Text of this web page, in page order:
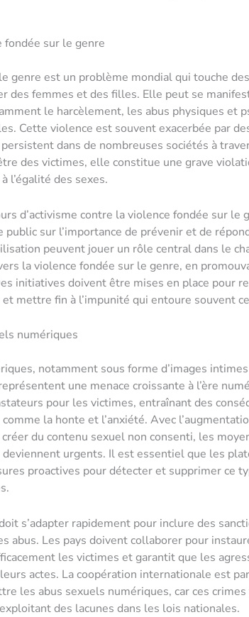
fondée sur le genre
genre est un problème mondial qui touche
des femmes et des filles. Elle peut se
le harcèlement, les abus physiques et
Cette violence est souvent exacerbée par
dans de nombreuses sociétés à
des victimes, elle constitue une grave
l’égalité des sexes.
d’activisme contre la violence fondée sur le
sur l’importance de prévenir et de
peuvent jouer un rôle central dans le
la violence fondée sur le genre, en
initiatives doivent être mises en place pour
mettre fin à l’impunité qui entoure souvent
numériques
notamment sous forme d’images
une menace croissante à l’ère
pour les victimes, entraînant des
la honte et l’anxiété. Avec
du contenu sexuel non consenti, les
urgents. Il est essentiel que les
proactives pour détecter et supprimer ce
s’adapter rapidement pour inclure des
abus. Les pays doivent collaborer pour
les victimes et garantit que les
actes. La coopération internationale est
les abus sexuels numériques, car ces
des lacunes dans les lois nationales.